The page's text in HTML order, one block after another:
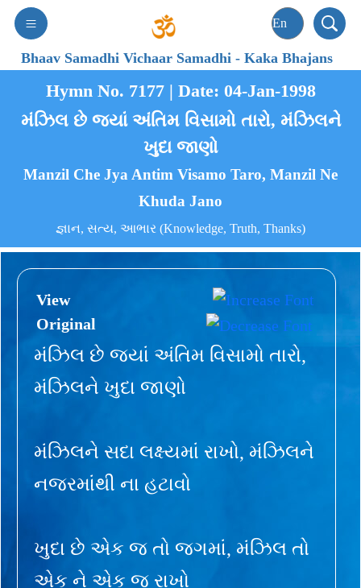
Bhaav Samadhi Vichaar Samadhi-Kaka Bhajans
Hymn No. 7177 | Date: 04-Jan-1998
મંઝિલ છે જ્યાં અંતિમ વિસામો તારો, મંઝિલને
ખુદા જાણો
Manzil Che Jya Antim Visamo Taro, Manzil Ne
Khuda Jano
જ્ઞાન, સત્ય, આભાર (Knowledge, Truth, Thanks)
View
Original
મંઝિલ છે જ્યાં અંતિમ વિસામો તારો,
મંઝિલને ખુદા જાણો
મંઝિલને સદા લક્ષ્યમાં રાખો, મંઝિલને
નજરમાંથી ના હટાવો
ખુદા છે એક જ તો જગમાં, મંઝિલ તો
એક ને એક જ રાખો